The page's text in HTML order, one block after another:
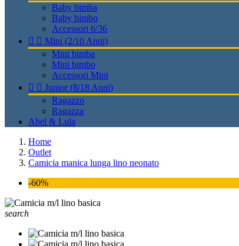
Baby bimba
Baby bimbo
Accessori 6/36
  Mini (2/10 Anni)
Mini bimba
Mini bimbo
Accessori Mini
  Junior (8/18 Anni)
Ragazzo
Ragazza
Abel & Lula
Home
Outlet
Camicia manica lunga lino neonato
-60%
search